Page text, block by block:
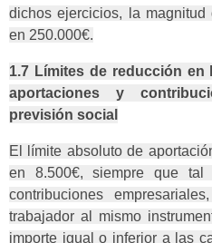
dichos ejercicios, la
en 250.000€.
1.7 Límites de reducción en
aportaciones y
previsión social
El límite absoluto de
en 8.500€, siempre que tal
contribuciones
trabajador al mismo
importe igual o inferior a las